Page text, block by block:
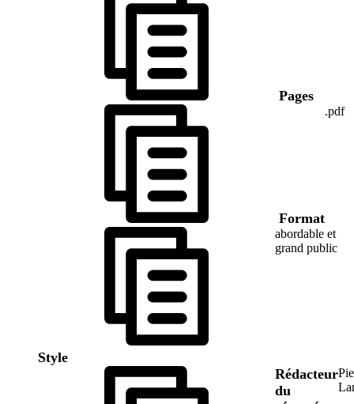
Pages
Format
.pdf
Style
abordable et
grand public
Rédacteur
du